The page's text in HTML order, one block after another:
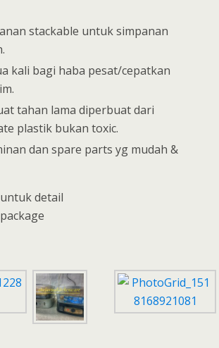
stackable untuk simpanan
kali bagi haba pesat/cepatkan
tahan lama diperbuat dari
plastik bukan toxic.
dan spare parts yg mudah &
untuk detail
package